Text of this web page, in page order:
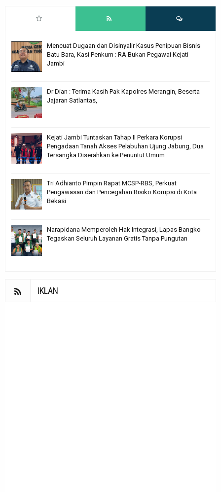
Mencuat Dugaan dan Disinyalir Kasus Penipuan Bisnis
Batu Bara, Kasi Penkum : RA Bukan Pegawai Kejati
Jambi
Dr Dian : Terima Kasih Pak Kapolres Merangin, Beserta
Jajaran Satlantas,
Kejati Jambi Tuntaskan Tahap II Perkara Korupsi
Pengadaan Tanah Akses Pelabuhan Ujung Jabung, Dua
Tersangka Diserahkan ke Penuntut Umum
Tri Adhianto Pimpin Rapat MCSP-RBS, Perkuat
Pengawasan dan Pencegahan Risiko Korupsi di Kota
Bekasi
Narapidana Memperoleh Hak Integrasi, Lapas Bangko
Tegaskan Seluruh Layanan Gratis Tanpa Pungutan
IKLAN